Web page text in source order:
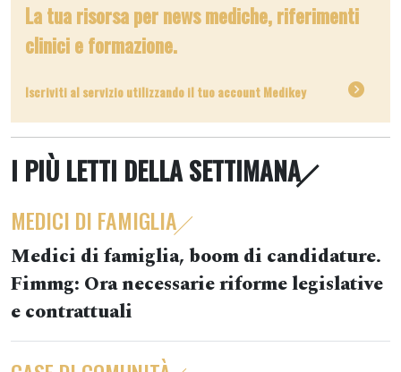
La tua risorsa per news mediche, riferimenti
clinici e formazione.
Iscriviti al servizio utilizzando il tuo account Medikey
I PIÙ LETTI DELLA SETTIMANA
MEDICI DI FAMIGLIA
Medici di famiglia, boom di candidature.
Fimmg: Ora necessarie riforme legislative
e contrattuali